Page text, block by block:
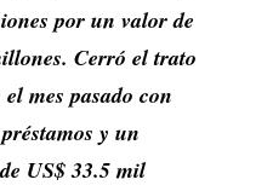
por un valor de
Cerró el trato
mes pasado con
y un
US$ 33.5 mil